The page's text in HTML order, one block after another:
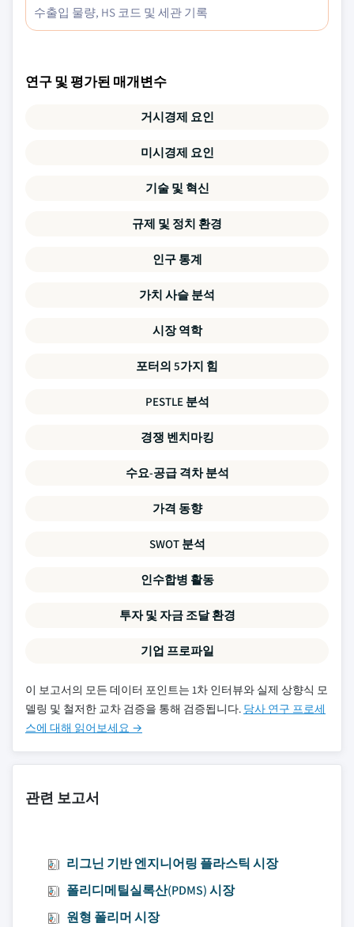
수출입 물량, HS 코드 및 세관 기록
연구 및 평가된 매개변수
거시경제 요인
미시경제 요인
기술 및 혁신
규제 및 정치 환경
인구 통계
가치 사슬 분석
시장 역학
포터의 5가지 힘
PESTLE 분석
경쟁 벤치마킹
수요-공급 격차 분석
가격 동향
SWOT 분석
인수합병 활동
투자 및 자금 조달 환경
기업 프로파일
이 보고서의 모든 데이터 포인트는 1차 인터뷰와 실제 상향식 모
델링 및 철저한 교차 검증을 통해 검증됩니다. 당사 연구 프로세
스에 대해 읽어보세요 →
관련 보고서
리그닌 기반 엔지니어링 플라스틱 시장
폴리디메틸실록산(PDMS) 시장
원형 폴리머 시장